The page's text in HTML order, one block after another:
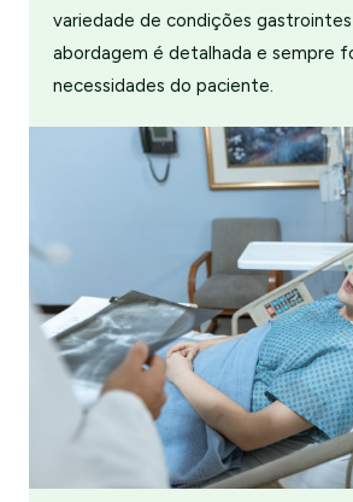
variedade de condições
abordagem é detalhada e sempre
necessidades do paciente.